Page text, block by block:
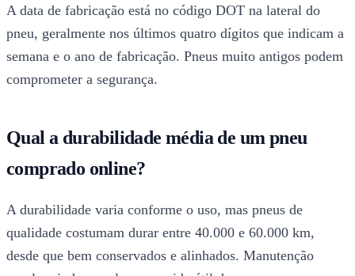
A data de fabricação está no código DOT na lateral do
pneu, geralmente nos últimos quatro dígitos que indicam a
semana e o ano de fabricação. Pneus muito antigos podem
comprometer a segurança.
Qual a durabilidade média de um pneu
comprado online?
A durabilidade varia conforme o uso, mas pneus de
qualidade costumam durar entre 40.000 e 60.000 km,
desde que bem conservados e alinhados. Manutenção